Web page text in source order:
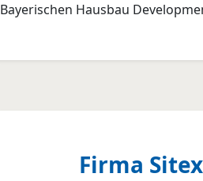
Bayerischen Hausbau
Firma